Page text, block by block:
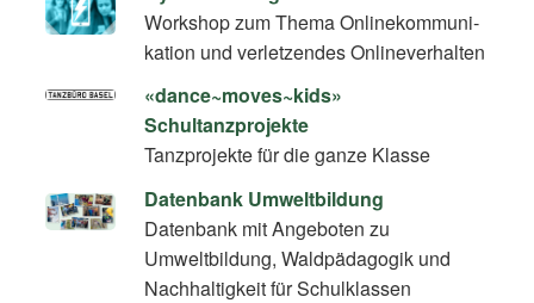
Workshop zum Thema On­line­kom­mu­ni­
ka­ti­on und verletzendes Onlineverhalten
«dance~moves~kids»
Schultanzprojekte
Tanzprojekte für die ganze Klasse
Datenbank Umweltbildung
Datenbank mit Angeboten zu
Umweltbildung, Waldpädagogik und
Nachhaltigkeit für Schulklassen